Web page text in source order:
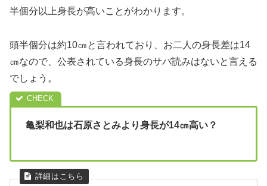
半個分以上身長が高いことがわかります。
頭半個分は約10㎝と言われており、お二人の身長差は14
㎝なので、公表されている身長のサバ読みはないと言える
でしょう。
亀梨和也は石原さとみより身長が14㎝高い？